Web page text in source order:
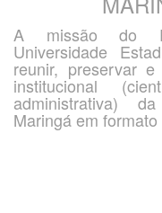
A missão do
Universidade
reunir, preservar
institucional
administrativa)
Maringá em